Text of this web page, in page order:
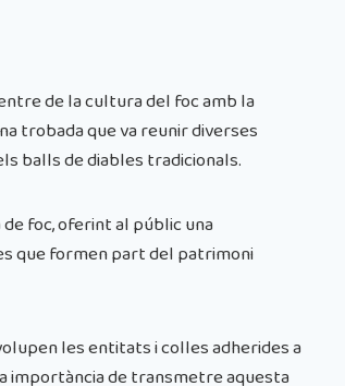
de la cultura del foc amb la
trobada que va reunir diverses
balls de diables tradicionals.
foc, oferint al públic una
que formen part del patrimoni
les entitats i colles adherides a